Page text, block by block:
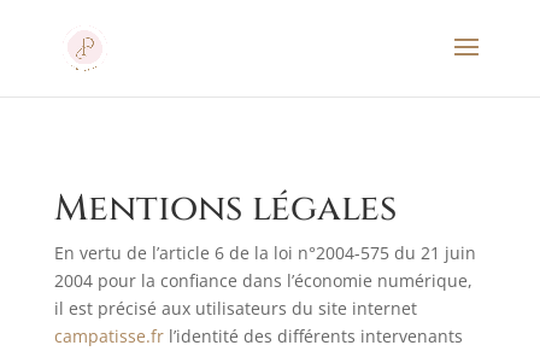
Mentions légales
En vertu de l’article 6 de la loi n°2004-575 du 21 juin
2004 pour la confiance dans l’économie numérique,
il est précisé aux utilisateurs du site internet
campatisse.frl’identité des différents intervenants